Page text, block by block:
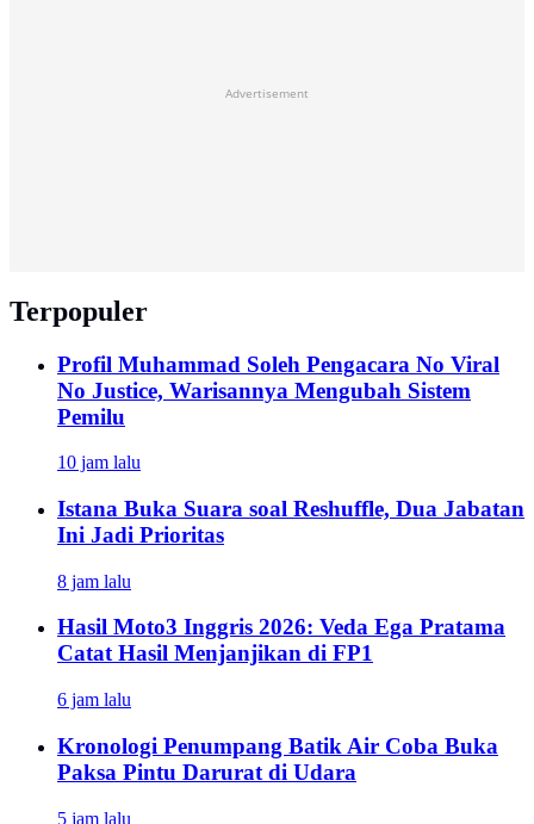
Advertisement
Terpopuler
Profil Muhammad Soleh Pengacara No Viral
No Justice, Warisannya Mengubah Sistem
Pemilu
10 jam lalu
Istana Buka Suara soal Reshuffle, Dua Jabatan
Ini Jadi Prioritas
8 jam lalu
Hasil Moto3 Inggris 2026: Veda Ega Pratama
Catat Hasil Menjanjikan di FP1
6 jam lalu
Kronologi Penumpang Batik Air Coba Buka
Paksa Pintu Darurat di Udara
5 jam lalu